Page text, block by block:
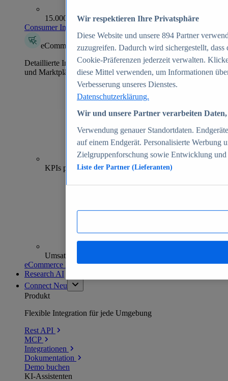
15.000+ Marken
Consumer Insights entdecken
eCommerce Insights
Detaillierte Informationen zu mehr als 39.000 Online-Shops
und Marktplätzen
70+
KPIs pro Shop
Umsatzanalysen und -prognosen
eCommerce Insights entdecken
Research AI
Connect Neu
Produkt
Flexible Integration für jede Umgebung
Rest API
MCP
Integrationen
Dokumentation
Demo buchen
KI-Assistenten
Wir respektieren Ihre Privatsphäre
Diese Website und unsere 894 Partner
zuzugreifen. Dadurch wird sichergestellt,
Cookie-Präferenzen jederzeit verwalten.
diese Mittel verwenden, um Informationen
Verbesserung unseres Dienstes.
Datenschutzerklärung.
Wir und unsere Partner verarbeiten
Verwendung genauer Standortdaten.
auf einem Endgerät. Personalisierte Werbung
Zielgruppenforschung sowie Entwicklung
Liste der Partner (Lieferanten)